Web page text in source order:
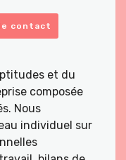
contact
et du
composée
Nous
individuel sur